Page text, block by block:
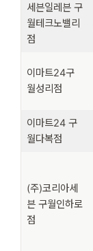
세븐일레븐 구
월테크노밸리
점
이마트24구
월성리점
이마트24 구
월다복점
(주)코리아세
븐 구월인하로
점